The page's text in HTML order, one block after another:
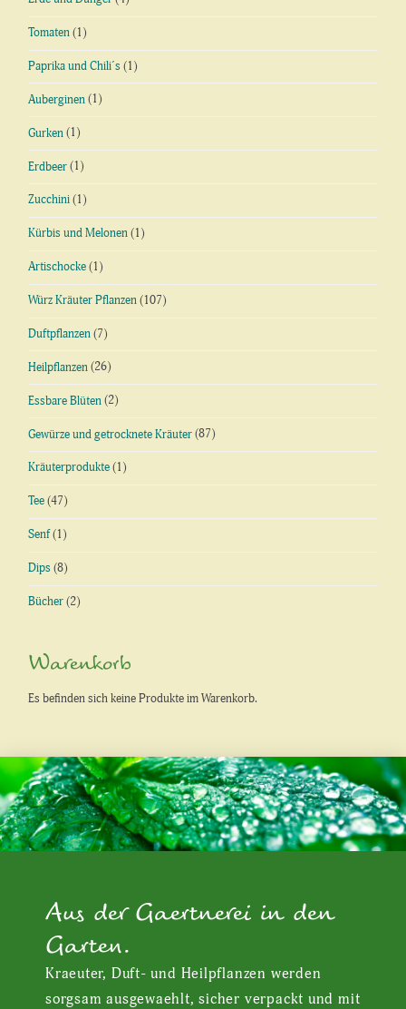
Tomaten (1)
Paprika und Chili´s (1)
Auberginen (1)
Gurken (1)
Erdbeer (1)
Zucchini (1)
Kürbis und Melonen (1)
Artischocke (1)
Würz Kräuter Pflanzen (107)
Duftpflanzen (7)
Heilpflanzen (26)
Essbare Blüten (2)
Gewürze und getrocknete Kräuter (87)
Kräuterprodukte (1)
Tee (47)
Senf(1)
Dips (8)
Bücher (2)
Warenkorb
Es befinden sich keine Produkte im Warenkorb.
Aus der Gaertnerei in den
Garten.
Kraeuter, Duft- und Heilpflanzen werden
sorgsam ausgewaehlt, sicher verpackt und mit